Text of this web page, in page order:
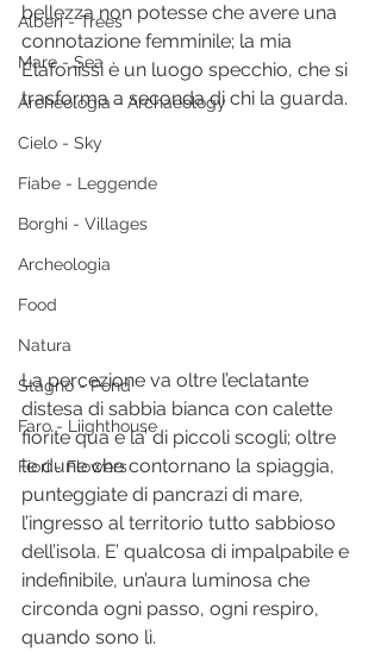
Alberi - Trees
Mare - Sea
Archeologia - Archaeology
Cielo - Sky
Fiabe - Leggende
Borghi - Villages
Archeologia
Food
Natura
Stagno - Pond
Faro - Liighthouse
Fiori - Flowers
bellezza non potesse che avere una
connotazione femminile; la mia
Elafonissi è un luogo specchio, che si
trasforma a seconda di chi la guarda.
La percezione va oltre l’eclatante
distesa di sabbia bianca con calette
fiorite qua e la’ di piccoli scogli; oltre
le dune che contornano la spiaggia,
punteggiate di pancrazi di mare,
l’ingresso al territorio tutto sabbioso
dell’isola. E’ qualcosa di impalpabile e
indefinibile, un’aura luminosa che
circonda ogni passo, ogni respiro,
quando sono lì.